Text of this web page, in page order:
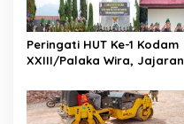
o
s
Peringati HUT Ke-1 Kodam
XXIII/Palaka Wira, Jajaran
Ziarah Rombongan di TMP
Tatura PALU